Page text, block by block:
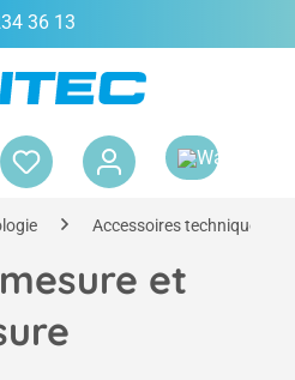
36 13
Accessoires techniques
et